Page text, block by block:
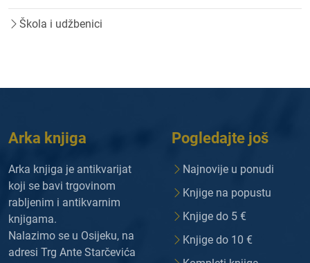
Škola i udžbenici
Arka knjiga
Arka knjiga je antikvarijat
koji se bavi trgovinom
rabljenim i antikvarnim
knjigama.
Nalazimo se u Osijeku, na
adresi Trg Ante Starčevića
Pogledajte još
Najnovije u ponudi
Knjige na popustu
Knjige do 5 €
Knjige do 10 €